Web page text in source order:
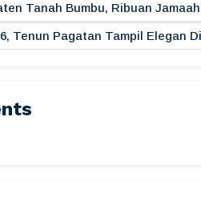
Tanah Bumbu, Ribuan
Tenun Pagatan Tampil Elegan